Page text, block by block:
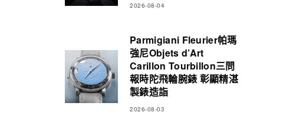
2026-08-04
Parmigiani Fleurier帕瑪
強尼Objets d’Art
Carillon Tourbillon三問
報時陀飛輪腕錶 彰顯精湛
製錶造詣
2026-08-03